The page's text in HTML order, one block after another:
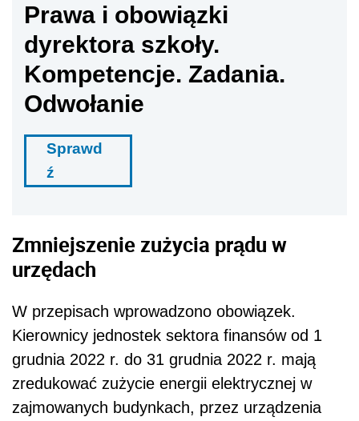
Prawa i obowiązki
dyrektora szkoły.
Kompetencje. Zadania.
Odwołanie
Sprawd
ź
Zmniejszenie zużycia prądu w
urzędach
W przepisach wprowadzono obowiązek.
Kierownicy jednostek sektora finansów od 1
grudnia 2022 r. do 31 grudnia 2022 r. mają
zredukować zużycie energii elektrycznej w
zajmowanych budynkach, przez urządzenia